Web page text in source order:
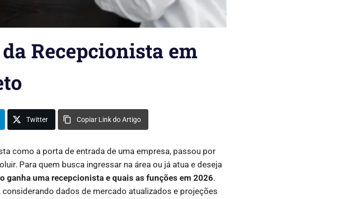
Recepcionista em
Twitter Copiar Link do Artigo
como a porta de entrada de uma empresa, passou por
Para quem busca ingressar na área ou já atua e deseja
ganha uma recepcionista e quais as funções em 2026.
dados de mercado atualizados e projeções